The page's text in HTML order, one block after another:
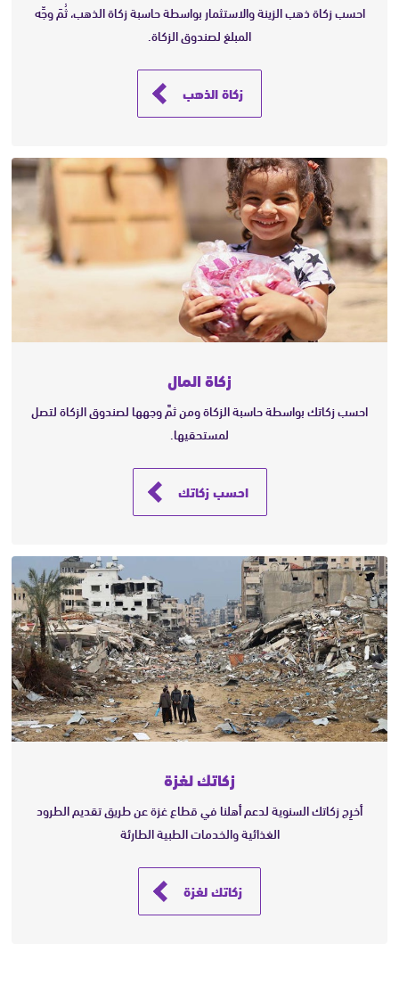
احسب زكاة ذهب الزينة والاستثمار بواسطة حاسبة زكاة الذهب، ثُمَ وجِّه
المبلغ لصندوق الزكاة.
زكاة الذهب
زكاة المال
احسب زكاتك بواسطة حاسبة الزكاة ومن ثمَّ وجهها لصندوق الزكاة لتصل
لمستحقيها.
احسب زكاتك
زكاتك لغزة
أخرِج زكاتك السنوية لدعم أهلنا في قطاع غزة عن طريق تقديم الطرود
الغذائية والخدمات الطبية الطارئة
زكاتك لغزة